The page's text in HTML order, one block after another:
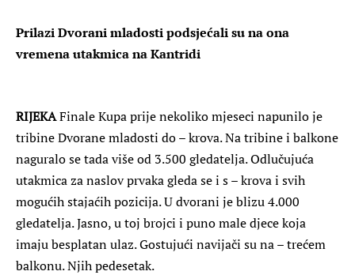
Prilazi Dvorani mladosti podsjećali su na ona
vremena utakmica na Kantridi
RIJEKAFinale Kupa prije nekoliko mjeseci napunilo je
tribine Dvorane mladosti do – krova. Na tribine i balkone
naguralo se tada više od 3.500 gledatelja. Odlučujuća
utakmica za naslov prvaka gleda se i s – krova i svih
mogućih stajaćih pozicija. U dvorani je blizu 4.000
gledatelja. Jasno, u toj brojci i puno male djece koja
imaju besplatan ulaz. Gostujući navijači su na – trećem
balkonu. Njih pedesetak.